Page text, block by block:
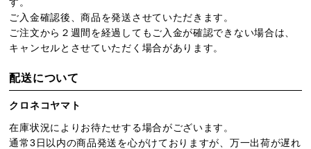
ご入金確認後、商品を発送させていただきます。
ご注文から２週間を経過してもご入金が確認できない場合は、
キャンセルとさせていただく場合があります。
配送について
クロネコヤマト
在庫状況によりお待たせする場合がございます。
通常3日以内の商品発送を心がけておりますが、万一出荷が遅れ